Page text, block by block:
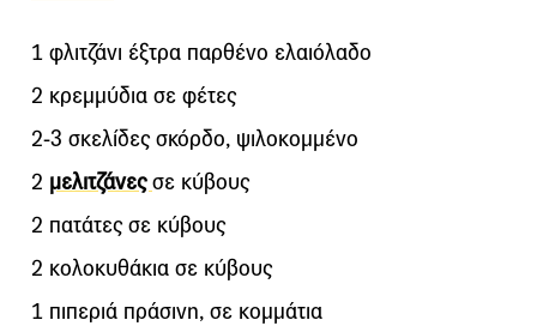
1 φλιτζάνι έξτρα παρθένο ελαιόλαδο
2 κρεμμύδια σε φέτες
2-3 σκελίδες σκόρδο, ψιλοκομμένο
2 μελιτζάνεςσε κύβους
2 πατάτες σε κύβους
2 κολοκυθάκια σε κύβους
1 πιπεριά πράσινη, σε κομμάτια